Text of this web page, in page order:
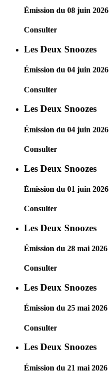
Émission du 08 juin 2026
Consulter
Les Deux Snoozes
Émission du 04 juin 2026
Consulter
Les Deux Snoozes
Émission du 04 juin 2026
Consulter
Les Deux Snoozes
Émission du 01 juin 2026
Consulter
Les Deux Snoozes
Émission du 28 mai 2026
Consulter
Les Deux Snoozes
Émission du 25 mai 2026
Consulter
Les Deux Snoozes
Émission du 21 mai 2026